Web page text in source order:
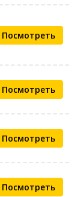
Посмотреть
Посмотреть
Посмотреть
Посмотреть